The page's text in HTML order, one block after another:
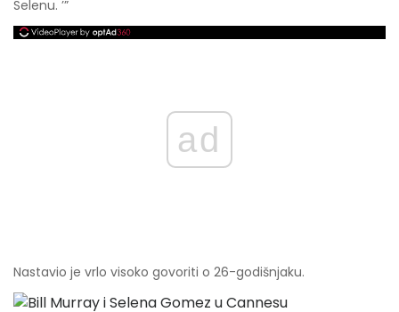
Selenu. ’”
ad
Nastavio je vrlo visoko govoriti o 26-godišnjaku.